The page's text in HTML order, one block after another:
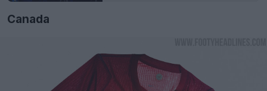
Canada